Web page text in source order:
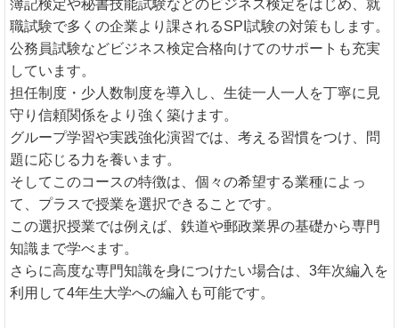
簿記検定や秘書技能試験などのビジネス検定をはじめ、就
職試験で多くの企業より課されるSPI試験の対策もします。
公務員試験などビジネス検定合格向けてのサポートも充実
しています。
担任制度・少人数制度を導入し、生徒一人一人を丁寧に見
守り信頼関係をより強く築けます。
グループ学習や実践強化演習では、考える習慣をつけ、問
題に応じる力を養います。
そしてこのコースの特徴は、個々の希望する業種によっ
て、プラスで授業を選択できることです。
この選択授業では例えば、鉄道や郵政業界の基礎から専門
知識まで学べます。
さらに高度な専門知識を身につけたい場合は、3年次編入を
利用して4年生大学への編入も可能です。